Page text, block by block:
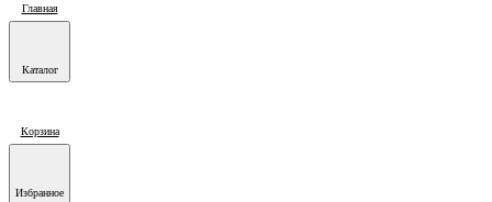
Главная
Каталог
Корзина
Избранное